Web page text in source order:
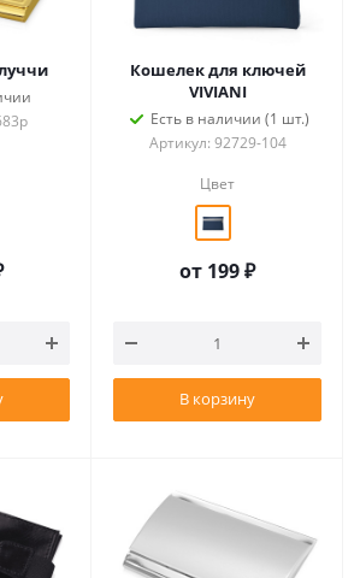
Кошелек для ключей
VIVIANI
Есть в наличии (1 шт.)
Артикул: 92729-104
Цвет
от 199 ₽
В корзину